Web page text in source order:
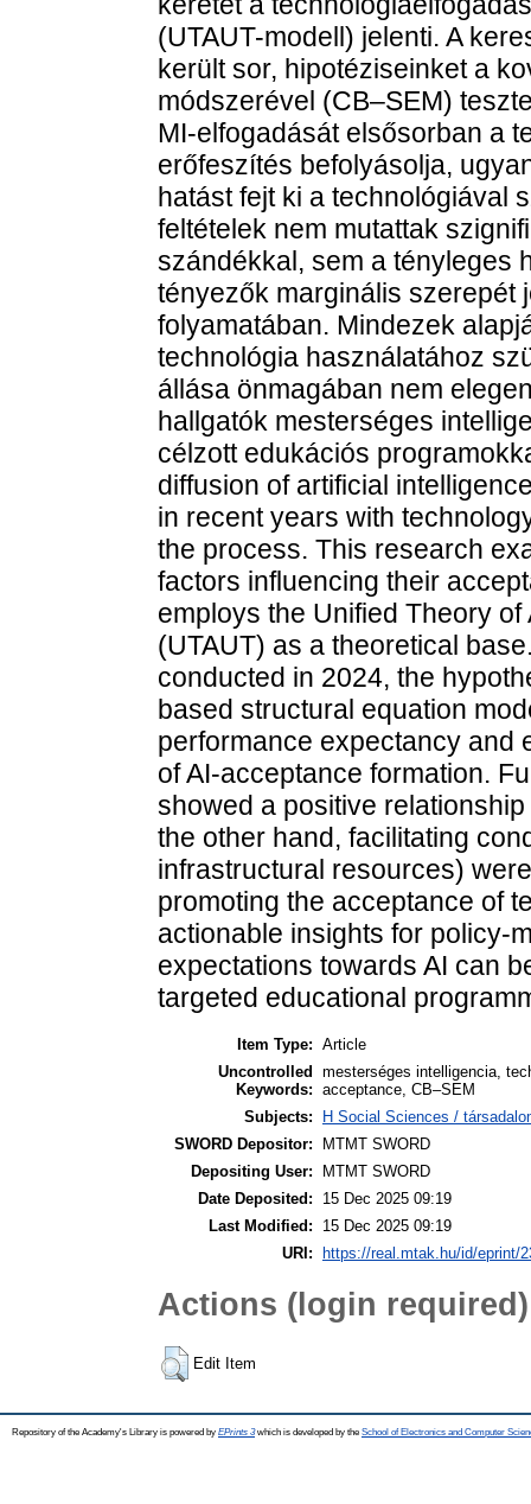
(UTAUT-modell) jelenti. A
került sor, hipotéziseinket a
módszerével (CB–SEM)
MI-elfogadását elsősorban a
erőfeszítés befolyásolja,
hatást fejt ki a technológiával
feltételek nem mutattak
szándékkal, sem a tényleges
tényezők marginális szerepét
folyamatában. Mindezek
technológia használatához
állása önmagában nem
hallgatók mesterséges
célzott edukációs
diffusion of artificial
in recent years with
the process. This research
factors influencing their
employs the Unified Theory
(UTAUT) as a theoretical
conducted in 2024, the
based structural equation
performance expectancy and
of AI-acceptance formation.
showed a positive
the other hand, facilitating
infrastructural resources)
promoting the acceptance of
actionable insights for policy-
expectations towards AI can
targeted educational
Item Type: Article
Uncontrolled
Keywords:
mesterséges intelligencia,
acceptance, CB–SEM
Subjects:
H Social Sciences /
SWORD Depositor:
MTMT SWORD
Depositing User:
MTMT SWORD
Date Deposited:
15 Dec 2025 09:19
Last Modified:
15 Dec 2025 09:19
URI:
https://real.mtak.hu/id/eprint/
Actions (login required)
Edit Item
Repository of the Academy's Library is powered by EPrints 3which is developed by the School of Electronics and Computer